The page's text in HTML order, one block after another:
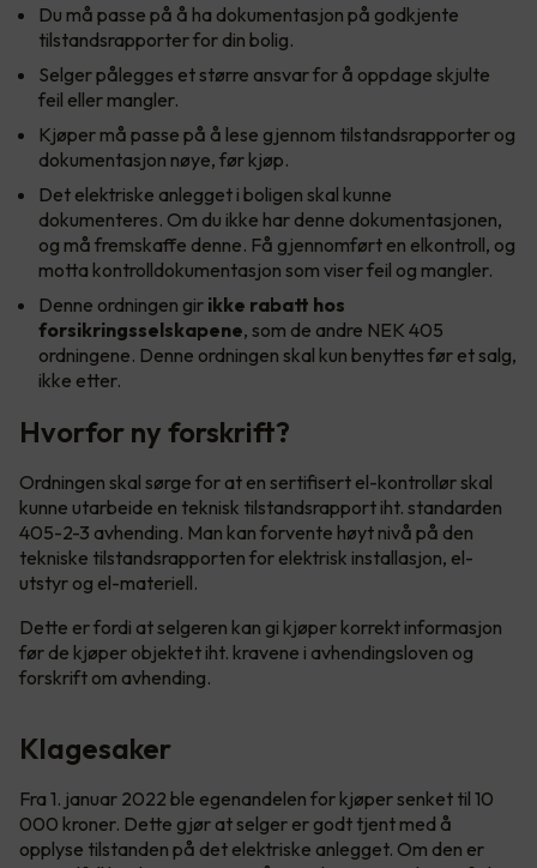
Du må passe på å ha dokumentasjon på godkjente
tilstandsrapporter for din bolig.
Selger pålegges et større ansvar for å oppdage skjulte
feil eller mangler.
Kjøper må passe på å lese gjennom tilstandsrapporter og
dokumentasjon nøye, før kjøp.
Det elektriske anlegget i boligen skal kunne
dokumenteres. Om du ikke har denne dokumentasjonen,
og må fremskaffe denne. Få gjennomført en elkontroll, og
motta kontrolldokumentasjon som viser feil og mangler.
Denne ordningen gir ikke rabatt hos
forsikringsselskapene, som de andre NEK 405
ordningene. Denne ordningen skal kun benyttes før et salg,
ikke etter.
Hvorfor ny forskrift?
Ordningen skal sørge for at en sertifisert el-kontrollør skal
kunne utarbeide en teknisk tilstandsrapport iht. standarden
405-2-3 avhending. Man kan forvente høyt nivå på den
tekniske tilstandsrapporten for elektrisk installasjon, el-
utstyr og el-materiell.
Dette er fordi at selgeren kan gi kjøper korrekt informasjon
før de kjøper objektet iht. kravene i avhendingsloven og
forskrift om avhending.
Klagesaker
Fra 1. januar 2022 ble egenandelen for kjøper senket til 10
000 kroner. Dette gjør at selger er godt tjent med å
opplyse tilstanden på det elektriske anlegget. Om den er